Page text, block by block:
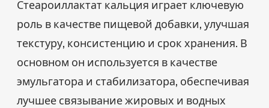
Стеароиллактат кальция играет ключевую
роль в качестве пищевой добавки, улучшая
текстуру, консистенцию и срок хранения. В
основном он используется в качестве
эмульгатора и стабилизатора, обеспечивая
лучшее связывание жировых и водных